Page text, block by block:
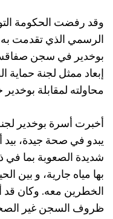
وقد رفضت الحكومة
الرسمي الذي تقدمت به
إبعاد ممثل لجنة
محاولته لمقابلة
أخبرت أسرة بوخدير
يبدو في صحة جيدة،
شديدة الصعوبة بما
بها مياه جارية، و بين
الخطرين معه. وكان
ظروف السجن غير